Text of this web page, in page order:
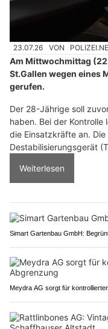
23.07.26 VON
Am Mittwochmittag
St.Gallen wegen eines
gerufen.
Der 28-Jährige soll
haben. Bei der
die Einsatzkräfte an. Die
Destabilisierungsgerät
Weiterlesen
Simart Gartenbau GmbH:
Meydra AG sorgt für